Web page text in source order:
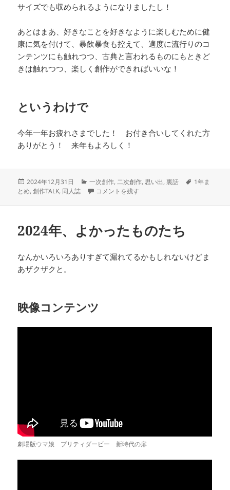
サイズでも収められるようになりましたし！
あとはまあ、好きなことを好きなように楽しむために健
康に気を付けて、暴飲暴食も控えて、適度に流行りのコ
ンテンツにも触れつつ、古典と言われるものにもときど
きは触れつつ、楽しく創作ができればいいな！
というわけで
今年一年お疲れさまでした！ お付き合いしてくれた方
ありがとう！ 来年もよろしく！
投
稿
2024年12月31日
カ
テ
一次創作,二次創作,思い出,裏話
タ
1年ま
とめ,創作TALK, 同人誌 2024年、やってきたこと に
コメントを残す
2024年、よかったものたち
なんかいろいろありすぎて漏れてるかもしれないけどま
あザクザクと。
映像コンテンツ
劇場版ウマ娘 プリティダービー 新時代の扉